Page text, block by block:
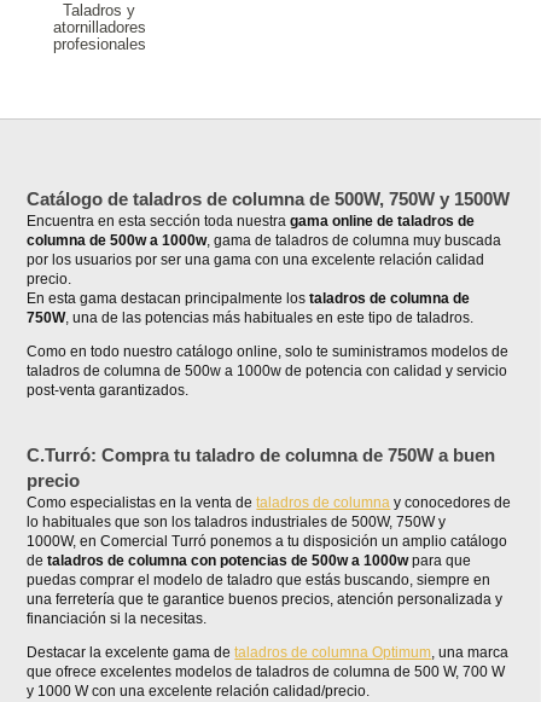
Taladros y
atornilladores
profesionales
Catálogo de taladros de columna de 500W, 750W y 1500W
Encuentra en esta sección toda nuestragama online de taladros de
columna de 500w a 1000w, gama de taladros de columna muy buscada
por los usuarios por ser una gama con una excelente relación calidad
precio.
En esta gama destacan principalmente lostaladros de columna de
750W, una de las potencias más habituales en este tipo de taladros.
Como en todo nuestro catálogo online, solo te suministramos modelos de
taladros de columna de 500w a 1000w de potencia con calidad y servicio
post-venta garantizados.
C.Turró: Compra tu taladro de columna de 750W a buen
precio
Como especialistas en la venta detaladros de columna y conocedores de
lo habituales que son los taladros industriales de 500W, 750W y
1000W, en Comercial Turró ponemos a tu disposición un amplio catálogo
detaladros de columna con potencias de 500w a 1000wpara que
puedas comprar el modelo de taladro que estás buscando, siempre en
una ferretería que te garantice buenos precios, atención personalizada y
financiación si la necesitas.
Destacar la excelente gama detaladros de columna Optimum, una marca
que ofrece excelentes modelos de taladros de columna de 500 W, 700 W
y 1000 W con una excelente relación calidad/precio.